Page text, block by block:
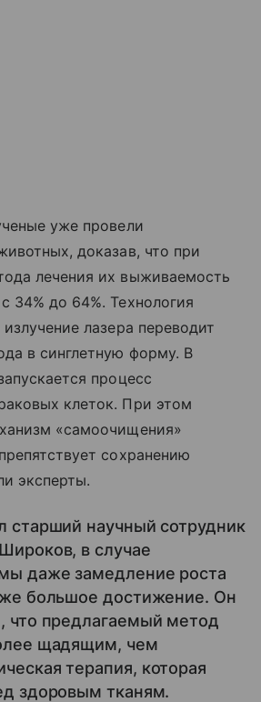
уже провели
доказав, что при
лечения их выживаемость
34% до 64%. Технология
лазера переводит
в синглетную форму. В
процесс
клеток. При этом
«самоочищения»
сохранению
эксперты.
старший научный сотрудник
в случае
даже замедление роста
большое достижение. Он
что предлагаемый метод
щадящим, чем
терапия, которая
здоровым тканям.